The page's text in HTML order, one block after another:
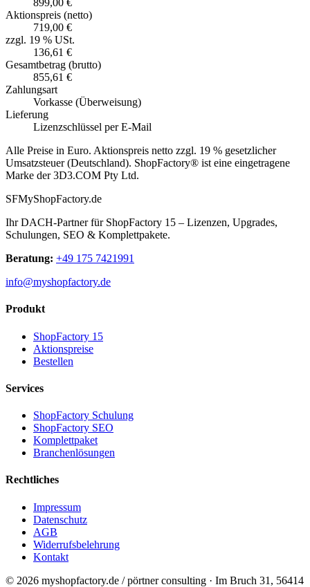
899,00 €
Aktionspreis (netto)
719,00 €
zzgl. 19 % USt.
136,61 €
Gesamtbetrag (brutto)
855,61 €
Zahlungsart
Vorkasse (Überweisung)
Lieferung
Lizenzschlüssel per E-Mail
Alle Preise in Euro. Aktionspreis netto zzgl. 19 % gesetzlicher
Umsatzsteuer (Deutschland). ShopFactory® ist eine eingetragene
Marke der 3D3.COM Pty Ltd.
SFMyShopFactory.de
Ihr DACH-Partner für ShopFactory 15 – Lizenzen, Upgrades,
Schulungen, SEO & Komplettpakete.
Beratung: +49 175 7421991
info@myshopfactory.de
Produkt
ShopFactory 15
Aktionspreise
Bestellen
Services
ShopFactory Schulung
ShopFactory SEO
Komplettpaket
Branchenlösungen
Rechtliches
Impressum
Datenschutz
AGB
Widerrufsbelehrung
Kontakt
© 2026 myshopfactory.de / pörtner consulting · Im Bruch 31 , 56414